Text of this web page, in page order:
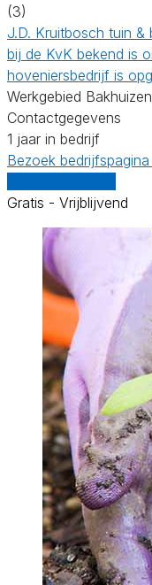
(3)
J.D. Kruitbosch tuin &
bij de KvK bekend is
hoveniersbedrijf is
Werkgebied Bakhuizen
Contactgegevens
1 jaar in bedrijf
Bezoek bedrijfspagina
Gratis - Vrijblijvend